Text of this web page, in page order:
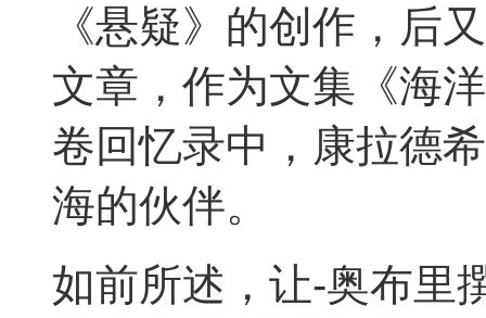
《悬疑》的创作，后
文章，作为文集《海
卷回忆录中，康拉德
海的伙伴。
如前所述，让-奥布里